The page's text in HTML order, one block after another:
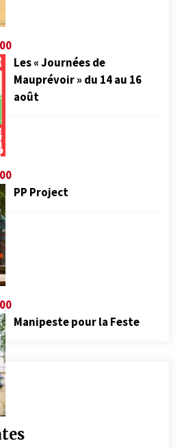
Les « Journées de
Mauprévoir » du 14 au 16
août
PP Project
Manipeste pour la Feste